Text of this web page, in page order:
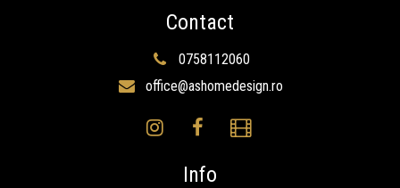
Contact
0758112060
office@ashomedesign.ro
Info